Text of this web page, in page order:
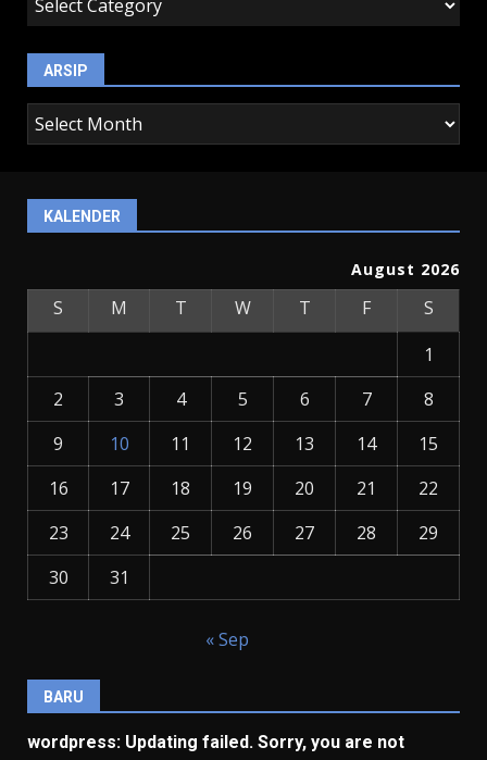
ARSIP
arsip
KALENDER
August 2026
S M T W T F
S
1
2
3 4 5 6 7
8
9
10 11 12 13 14
15
16
17 18 19 20 21
22
23
24 25 26 27 28
29
30
31
« Sep
BARU
wordpress: Updating failed. Sorry, you are not